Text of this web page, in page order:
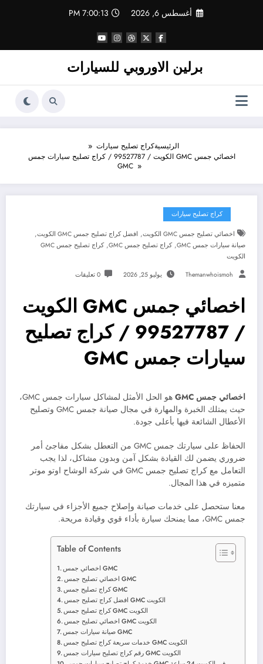
أغسطس 6, 2026 7:00:14 PM
برلين الاوروبي للسيارات
الرئيسيةكراج تصليح سيارات
اخصائي جمس GMC الكويت / 99527787 / كراج تصليح سيارات جمس
GMC
كراج تصليح سيارات
اخصائي تصليح جمس GMC الكويت , افضل كراج تصليح جمس GMC الكويت ,
صيانة سيارات جمس GMC ,كراج تصليح جمس GMC ,
كراج تصليح جمس GMC
الكويت
Themanwhoismoh يوليو 25, 2026 0 تعليقات
اخصائي جمس GMC الكويت
/ 99527787 / كراج تصليح
سيارات جمس GMC
اخصائي جمس GMC
هو الحل الأمثل لمشاكل سيارات جمس GMC،
حيث يمتلك الخبرة والمهارة في مجال صيانة جمس GMC وتصليح
الأعطال الشائعة فيها بأعلى جودة.
الحفاظ على سيارتك جمس GMC من التعطل بشكل مفاجئ أمر
ضروري يضمن لك القيادة بشكل آمن وبدون مشاكل، لذا يجب
التعامل مع كراج تصليح جمس GMC في شركة الوشاح اوتو موتر
متميزه في هذا المجال.
معنا ستحصل على خدمات صيانة وإصلاح جميع الأجزاء في سيارتك
جمس GMC، مما يمنحك سيارة بأداء قوي وقيادة مريحة.
Table of Contents
اخصائي جمس GMC
اخصائي تصليح جمس GMC
كراج تصليح جمس GMC
افضل كراج تصليح جمس GMC الكويت
كراج تصليح جمس GMC الكويت
اخصائي تصليح جمس GMC الكويت
صيانة سيارات جمس GMC
خدمات سريعة كراج تصليح جمس GMC الكويت
رقم كراج تصليح سيارات جمس GMC الكويت